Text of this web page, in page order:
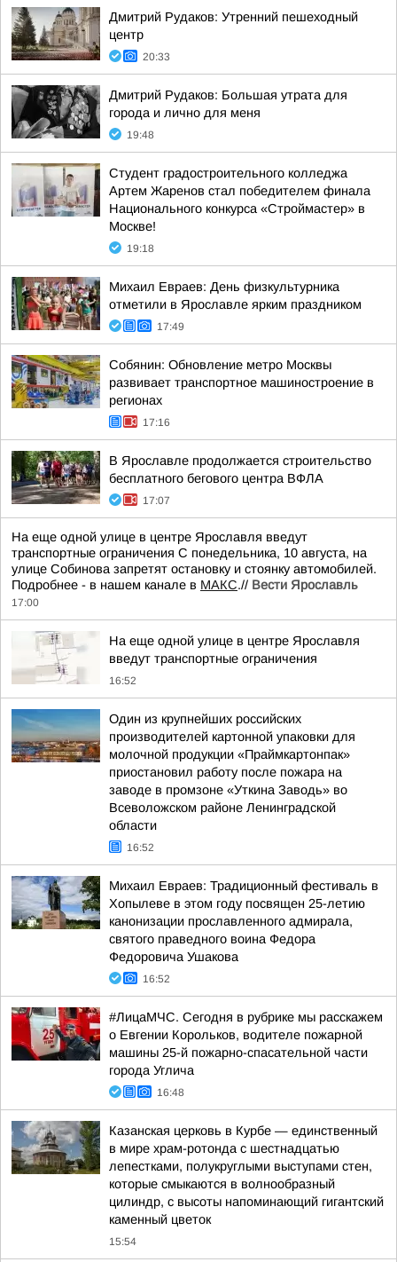
Дмитрий Рудаков: Утренний пешеходный
центр
20:33
Дмитрий Рудаков: Большая утрата для
города и лично для меня
19:48
Студент градостроительного колледжа
Артем Жаренов стал победителем финала
Национального конкурса «Строймастер» в
Москве!
19:18
Михаил Евраев: День физкультурника
отметили в Ярославле ярким праздником
17:49
Собянин: Обновление метро Москвы
развивает транспортное машиностроение в
регионах
17:16
В Ярославле продолжается строительство
бесплатного бегового центра ВФЛА
17:07
На еще одной улице в центре Ярославля введут
транспортные ограничения С понедельника, 10 августа, на
улице Собинова запретят остановку и стоянку автомобилей.
Подробнее - в нашем канале в МАКС.// Вести Ярославль
17:00
На еще одной улице в центре Ярославля
введут транспортные ограничения
16:52
Один из крупнейших российских
производителей картонной упаковки для
молочной продукции «Праймкартонпак»
приостановил работу после пожара на
заводе в промзоне «Уткина Заводь» во
Всеволожском районе Ленинградской
области
16:52
Михаил Евраев: Традиционный фестиваль в
Хопылеве в этом году посвящен 25-летию
канонизации прославленного адмирала,
святого праведного воина Федора
Федоровича Ушакова
16:52
#ЛицаМЧС. Сегодня в рубрике мы расскажем
о Евгении Корольков, водителе пожарной
машины 25-й пожарно-спасательной части
города Углича
16:48
Казанская церковь в Курбе — единственный
в мире храм-ротонда с шестнадцатью
лепестками, полукруглыми выступами стен,
которые смыкаются в волнообразный
цилиндр, с высоты напоминающий гигантский
каменный цветок
15:54